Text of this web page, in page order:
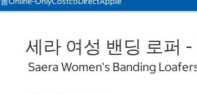
세라 여성 밴딩 로퍼
Saera Women's Banding